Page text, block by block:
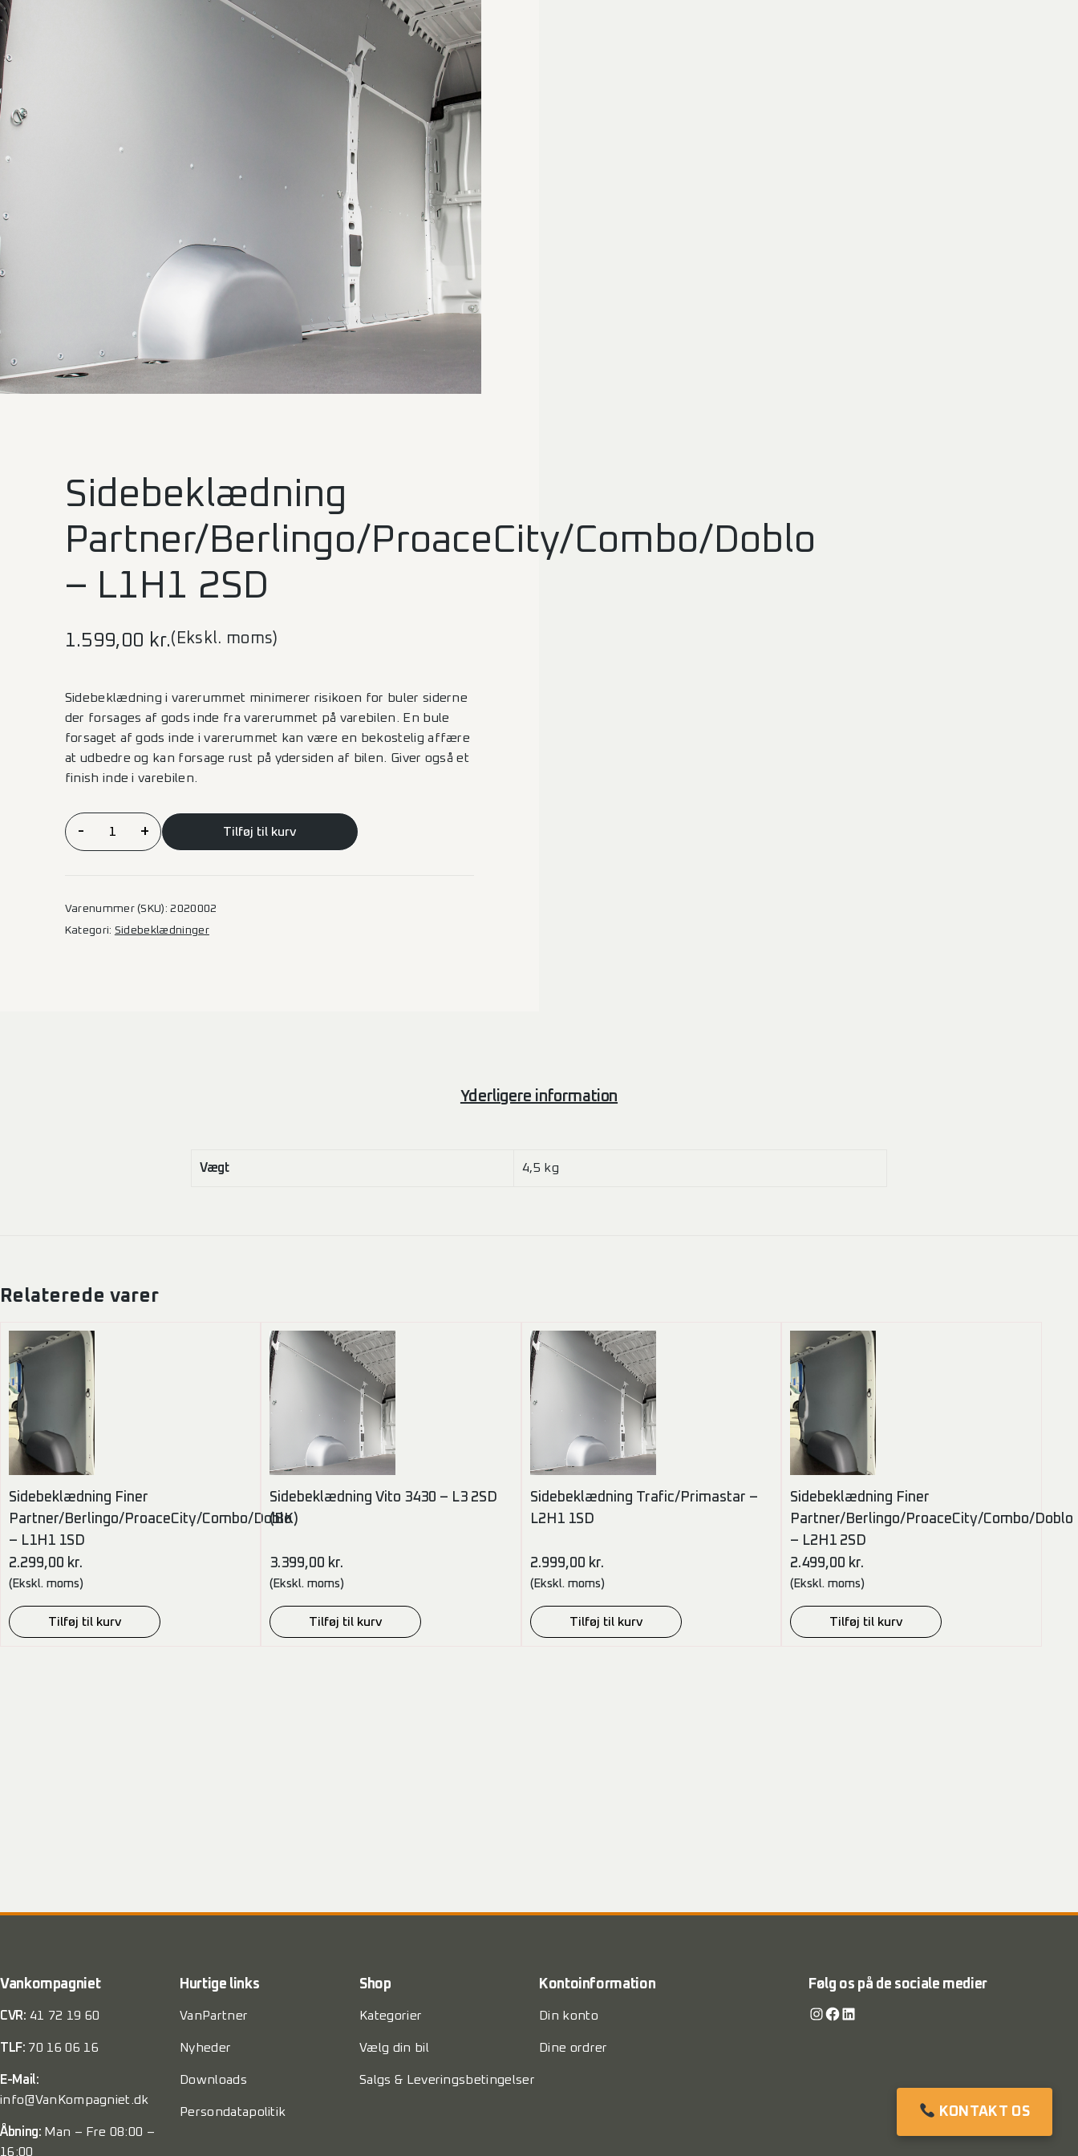
Sidebeklædning
Partner/Berlingo/ProaceCity/Combo/Doblo
– L1H1 2SD
1.599,00 kr.(Ekskl. moms)
Sidebeklædning i varerummet minimerer risikoen for buler siderne
der forsages af gods inde fra varerummet på varebilen. En bule
forsaget af gods inde i varerummet kan være en bekostelig affære
at udbedre og kan forsage rust på ydersiden af bilen. Giver også et
finish inde i varebilen.
Sidebeklædning
Partner/Berlingo/ProaceCity/Combo/Doblo
2SD
- + Tilføj til kurv
Varenummer (SKU):2020002
Kategori: Sidebeklædninger
Yderligere information
Vægt 4,5 kg
Relaterede varer
Sidebeklædning Finer
Partner/Berlingo/ProaceCity/Combo/Doblo
– L1H1 1SD
2.299,00 kr.
(Ekskl. moms)
Tilføj til kurv
Sidebeklædning Vito 3430 – L3 2SD
(BK)
3.399,00 kr.
(Ekskl. moms)
Tilføj til kurv
Sidebeklædning Trafic/Primastar –
L2H1 1SD
2.999,00 kr.
(Ekskl. moms)
Tilføj til kurv
Sidebeklædning Finer
Partner/Berlingo/ProaceCity/Combo/Doblo
– L2H1 2SD
2.499,00 kr.
(Ekskl. moms)
Tilføj til kurv
Vankompagniet
CVR: 41 72 19 60
TLF: 70 16 06 16
E-Mail:
info@VanKompagniet.dk
Åbning: Man – Fre 08:00 –
16:00
Hurtige links
VanPartner
Nyheder
Downloads
Persondatapolitik
Shop
Kategorier
Vælg din bil
Salgs & Leveringsbetingelser
Kontoinformation
Din konto
Dine ordrer
Følg os på de sociale medier
Instagram Facebook LinkedIn
KONTAKT OS